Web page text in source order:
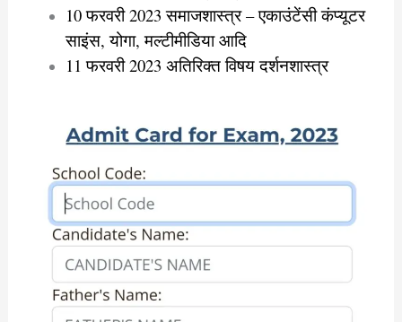
10 फरवरी 2023 समाजशास्त्र – एकाउंटेंसी कंप्यूटर
साइंस, योगा, मल्टीमीडिया आदि
11 फरवरी 2023 अतिरिक्त विषय दर्शनशास्त्र